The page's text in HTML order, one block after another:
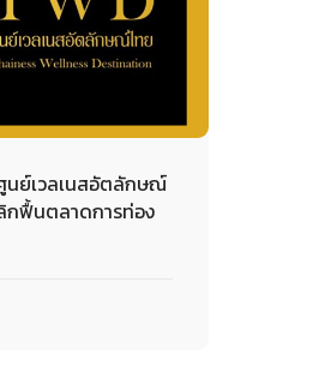
ย์เวลเนสอัตลักษณ์
กฟื้นตลาดการท่อง